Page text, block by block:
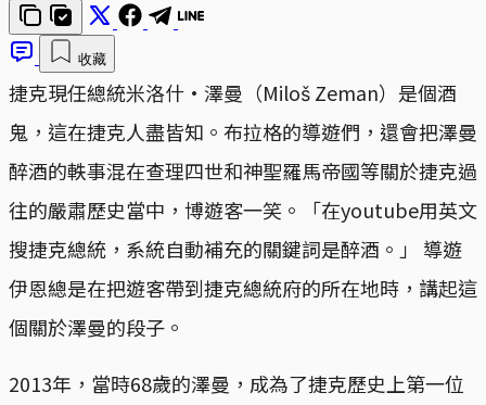
收藏
捷克現任總統米洛什·澤曼（Miloš Zeman）是個酒
鬼，這在捷克人盡皆知。布拉格的導遊們，還會把澤曼
醉酒的軼事混在查理四世和神聖羅馬帝國等關於捷克過
往的嚴肅歷史當中，博遊客一笑。「在youtube用英文
搜捷克總統，系統自動補充的關鍵詞是醉酒。」 導遊
伊恩總是在把遊客帶到捷克總統府的所在地時，講起這
個關於澤曼的段子。
2013年，當時68歲的澤曼，成為了捷克歷史上第一位